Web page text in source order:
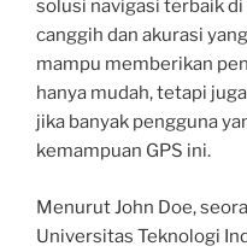
solusi navigasi terbaik
canggih dan akurasi
mampu memberikan
hanya mudah, tetapi
jika banyak pengguna
kemampuan GPS ini.
Menurut John Doe,
Universitas Teknologi